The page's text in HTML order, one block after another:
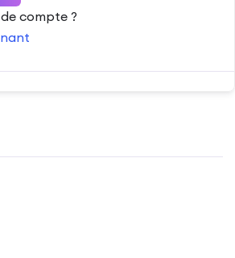
compte ?